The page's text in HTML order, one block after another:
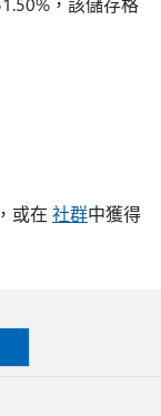
或在 社群中獲得